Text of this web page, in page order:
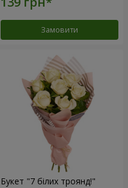
Замовити
Букет "7 білих троянд!"